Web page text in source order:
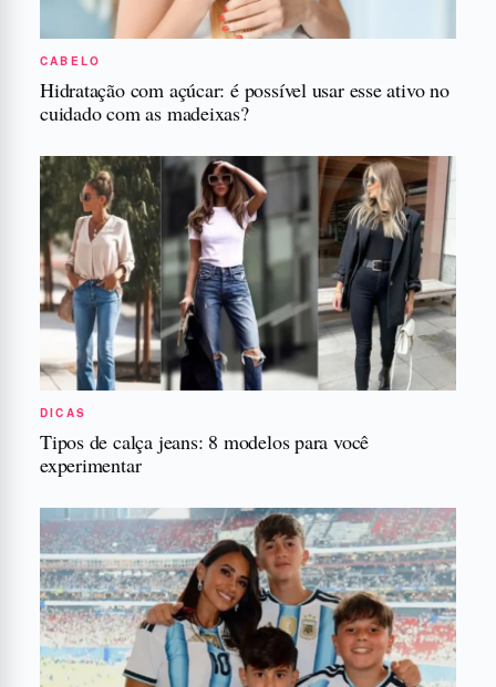
CABELO
Hidratação com açúcar: é possível usar esse ativo no
cuidado com as madeixas?
DICAS
Tipos de calça jeans: 8 modelos para você
experimentar